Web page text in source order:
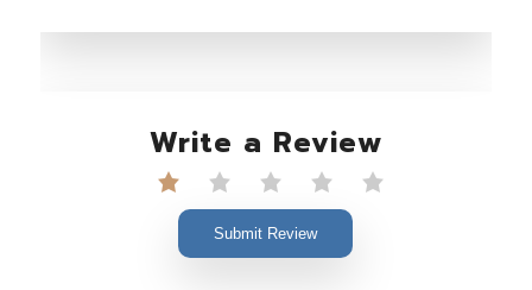
Write a Review
Submit Review